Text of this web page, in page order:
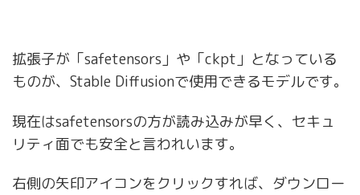
拡張子が「safetensors」や「ckpt」となっている
ものが、Stable Diffusionで使用できるモデルです。
現在はsafetensorsの方が読み込みが早く、セキュ
リティ面でも安全と言われいます。
右側の矢印アイコンをクリックすれば、ダウンロー